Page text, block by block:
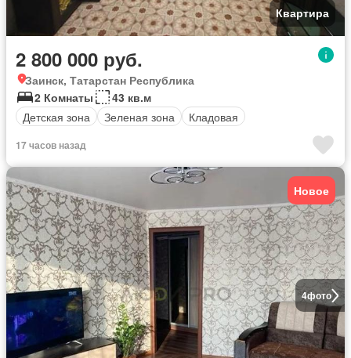
Квартира
2 800 000 руб.
Заинск, Татарстан Республика
2 Комнаты
43 кв.м
Детская зона
Зеленая зона Кладовая
17 часов назад
4фото
Новое